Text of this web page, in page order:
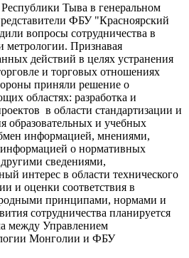
Тыва в генеральном
ФБУ "Красноярский
вопросы сотрудничества в
метрологии. Признавая
действий в целях устранения
и торговых отношениях
приняли решение о
областях: разработка и
в области стандартизации и
образовательных и учебных
информацией, мнениями,
о нормативных
сведениями,
интерес в области технического
и оценки соответствия в
принципами, нормами и
сотрудничества планируется
между Управлением
Монголии и ФБУ